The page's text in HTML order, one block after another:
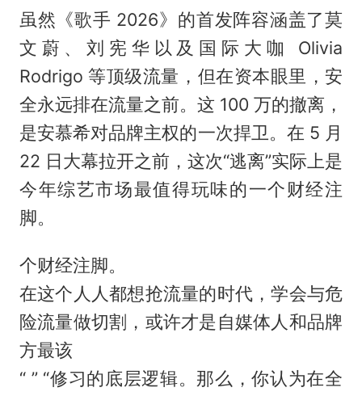
虽然《歌手 2026》的首发阵容涵盖了莫
文蔚、刘宪华以及国际大咖 Olivia
Rodrigo 等顶级流量，但在资本眼里，安
全永远排在流量之前。这 100 万的撤离，
是安慕希对品牌主权的一次捍卫。在 5 月
22 日大幕拉开之前，这次“逃离”实际上是
今年综艺市场最值得玩味的一个财经注
脚。
个财经注脚。
在这个人人都想抢流量的时代，学会与危
险流量做切割，或许才是自媒体人和品牌
方最该
“ ” “修习的底层逻辑。那么，你认为在全